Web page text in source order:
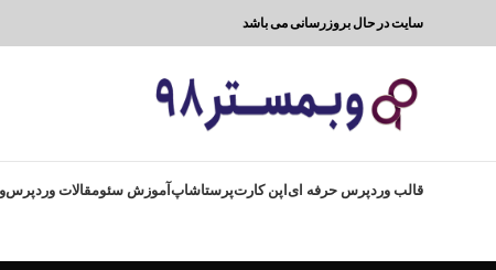
سایت در حال بروزرسانی می باشد
قالب وردپرس حرفه ایاپن کارتپرستاشاپآموزش سئومقالات وردپرس